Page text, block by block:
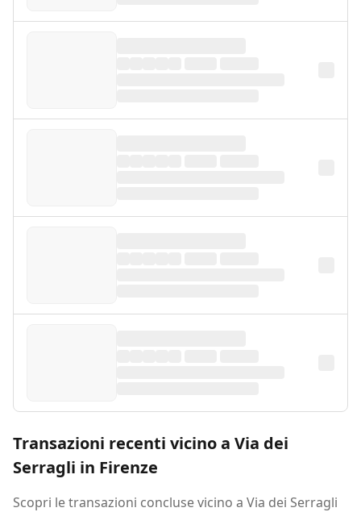
Transazioni recenti vicino a Via dei
Serragli in Firenze
Scopri le transazioni concluse vicino a Via dei Serragli